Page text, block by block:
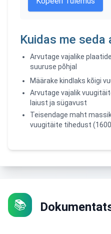
Kuidas me seda
Arvutage vajalike
suuruse põhjal
Määrake kindlaks kõigi
Arvutage vajalik
laiust ja sügavust
Teisendage maht
vuugitäite tihedust
📚